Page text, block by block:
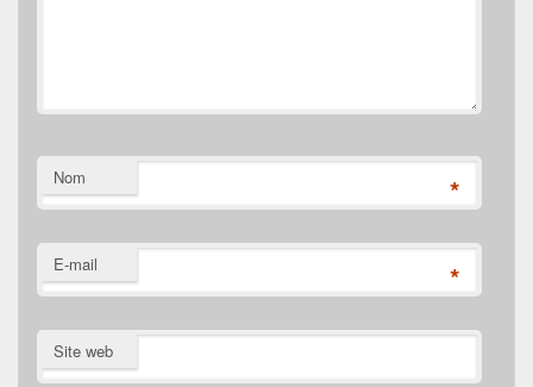
Nom *
E-mail *
Site web